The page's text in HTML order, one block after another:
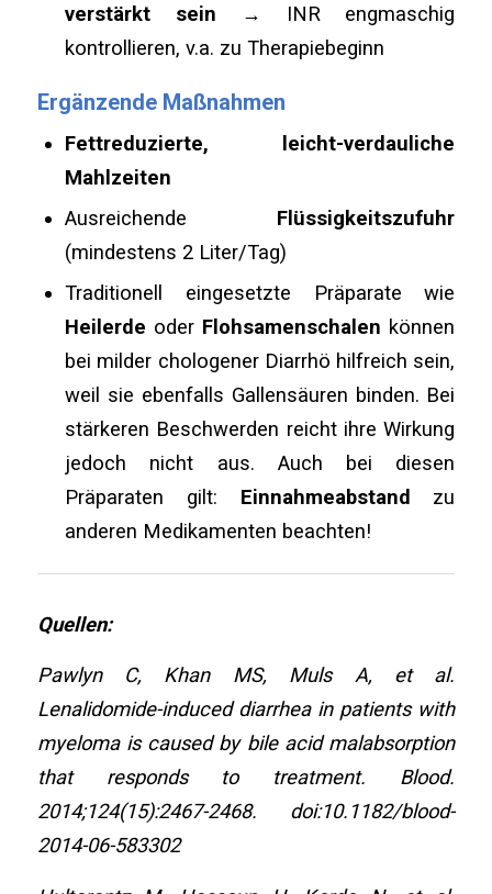
verstärkt sein → INR engmaschig
kontrollieren, v.a. zu Therapiebeginn
Ergänzende Maßnahmen
Fettreduzierte, leicht-verdauliche
Mahlzeiten
Ausreichende Flüssigkeitszufuhr
(mindestens 2 Liter/Tag)
Traditionell eingesetzte Präparate wie
Heilerde oder Flohsamenschalen können
bei milder chologener Diarrhö hilfreich sein,
weil sie ebenfalls Gallensäuren binden. Bei
stärkeren Beschwerden reicht ihre Wirkung
jedoch nicht aus. Auch bei diesen
Präparaten gilt: Einnahmeabstand zu
anderen Medikamenten beachten!
Quellen:
Pawlyn C, Khan MS, Muls A, et al.
Lenalidomide-induced diarrhea in patients with
myeloma is caused by bile acid malabsorption
that responds to treatment. Blood.
2014;124(15):2467-2468. doi:10.1182/blood-
2014-06-583302